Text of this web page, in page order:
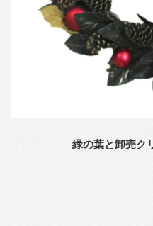
緑の葉と卸売ク